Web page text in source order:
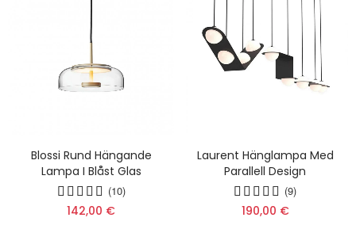
Blossi Rund Hängande
Lampa I Blåst Glas
(10)
142,00 €
Laurent Hänglampa Med
Parallell Design
(9)
190,00 €